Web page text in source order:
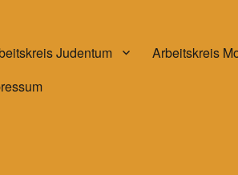
Judentum
Arbeitskreis